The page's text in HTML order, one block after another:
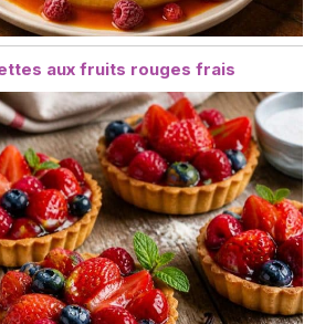
aux fruits rouges frais